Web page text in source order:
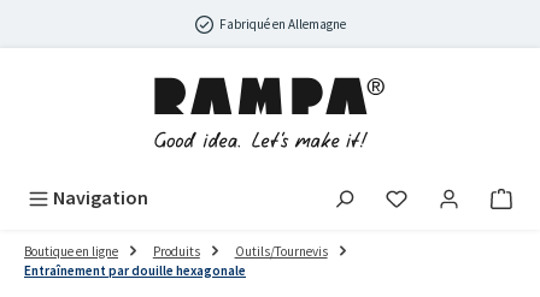
Passer au contenu principalFabriqué en Allemagne
Navigation
Boutique en ligne Produits
Outils/Tournevis
Entraînement par douille hexagonale